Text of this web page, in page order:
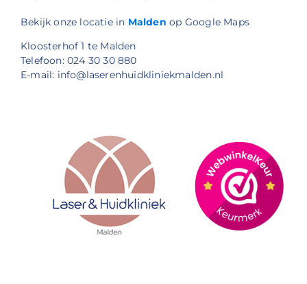
Bekijk onze locatie in Malden op Google Maps
Kloosterhof 1 te Malden
Telefoon: 024 30 30 880
E-mail: info@laserenhuidkliniekmalden.nl